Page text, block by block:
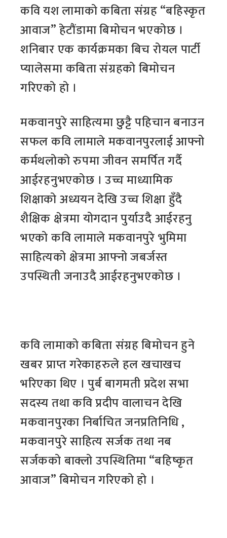
कवि यश लामाको कबिता संग्रह “बहिस्कृत
आवाज” हेटौंडामा बिमोचन भएकोछ ।
शनिबार एक कार्यक्रमका बिच रोयल पार्टी
प्यालेसमा कबिता संग्रहको बिमोचन
गरिएको हो ।
मकवानपुरे साहित्यमा छुट्टै पहिचान बनाउन
सफल कवि लामाले मकवानपुरलाई आफ्नो
कर्मथलोको रुपमा जीवन समर्पित गर्दै
आईरहनुभएकोछ । उच्च माध्यामिक
शिक्षाको अध्ययन देखि उच्च शिक्षा हुँदै
शैक्षिक क्षेत्रमा योगदान पुर्याउदै आईरहनु
भएको कवि लामाले मकवानपुरे भुमिमा
साहित्यको क्षेत्रमा आफ्नो जबर्जस्त
उपस्थिती जनाउदै आईरहनुभएकोछ ।
कवि लामाको कबिता संग्रह बिमोचन हुने
खबर प्राप्त गरेकाहरुले हल खचाखच
भरिएका थिए । पुर्ब बागमती प्रदेश सभा
सदस्य तथा कवि प्रदीप वालाचन देखि
मकवानपुरका निर्बाचित जनप्रतिनिधि ,
मकवानपुरे साहित्य सर्जक तथा नब
सर्जकको बाक्लो उपस्थितिमा “बहिष्कृत
आवाज” बिमोचन गरिएको हो ।